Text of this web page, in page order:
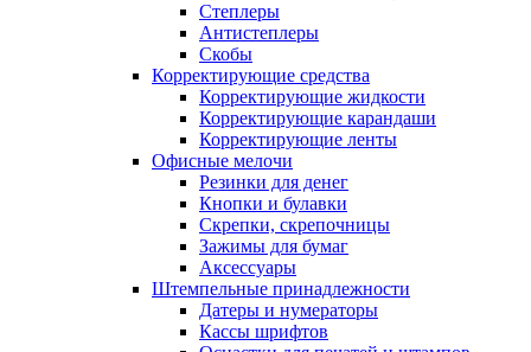
Степлеры
Антистеплеры
Скобы
Корректирующие средства
Корректирующие жидкости
Корректирующие карандаши
Корректирующие ленты
Офисные мелочи
Резинки для денег
Кнопки и булавки
Скрепки, скрепочницы
Зажимы для бумаг
Аксессуары
Штемпельные принадлежности
Датеры и нумераторы
Кассы шрифтов